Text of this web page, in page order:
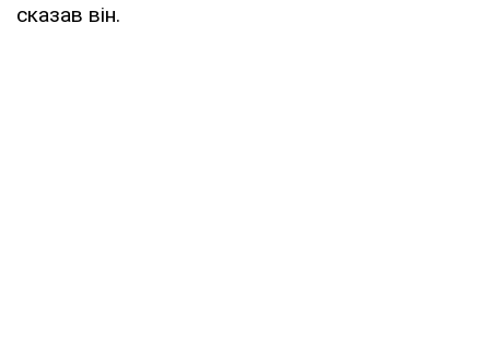
сказав він.